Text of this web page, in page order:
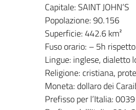
Capitale: SAINT JOHN’S
Popolazione: 90.156
Superficie: 442.6 km²
Fuso orario: – 5h
Lingue: inglese, dialetto
Religione: cristiana,
Moneta: dollaro dei
Prefisso per l’Italia: 0039